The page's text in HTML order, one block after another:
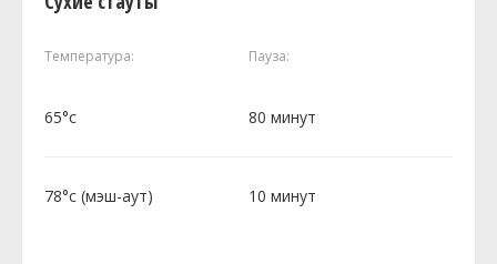
Температура: Пауза:
65°c 80 минут
78°c (мэш-аут) 10 минут